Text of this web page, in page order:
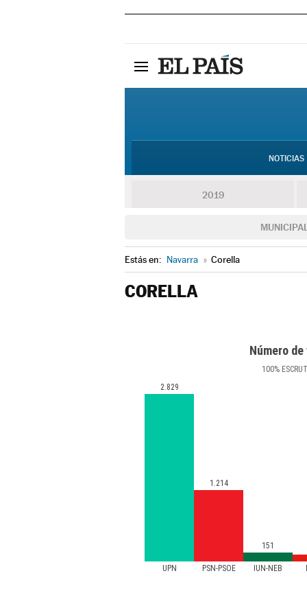
NOTICIAS
2019
Estás en: Navarra » Corella
CORELLA
Número
100%
UPN PSN-PSOE IUN-NEB
2.829
1.214
151